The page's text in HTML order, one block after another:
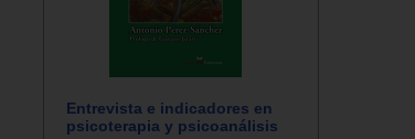
Entrevista e indicadores en
psicoterapia y psicoanálisis